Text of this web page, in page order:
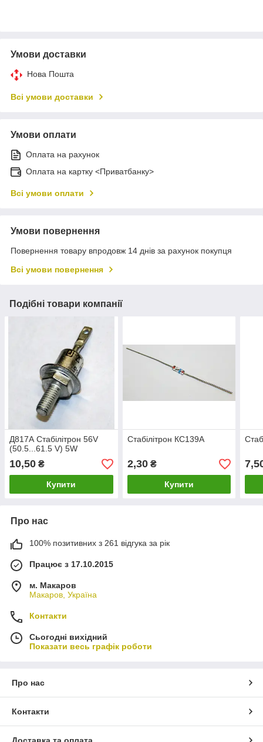
Умови доставки
Нова Пошта
Всі умови доставки
Умови оплати
Оплата на рахунок
Оплата на картку <Приватбанку>
Всі умови оплати
Умови повернення
Повернення товару впродовж 14 днів за рахунок покупця
Всі умови повернення
Подібні товари компанії
Д817А Стабілітрон 56V
(50.5...61.5 V) 5W
10,50 ₴
Купити
Стабілітрон КС139А
2,30₴
Купити
Про нас
100% позитивних з 261 відгука за рік
Працює з 17.10.2015
м. Макаров
Макаров, Україна
Контакти
Сьогодні вихідний
Показати весь графік роботи
Про нас
Контакти